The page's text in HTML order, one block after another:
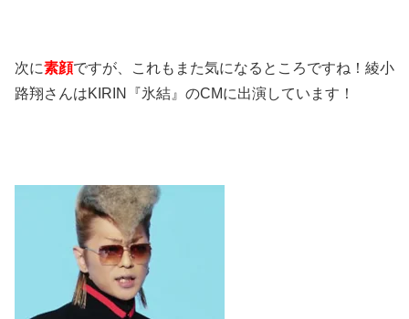
次に素顔ですが、これもまた気になるところですね！綾小
路翔さんはKIRIN『氷結』のCMに出演しています！